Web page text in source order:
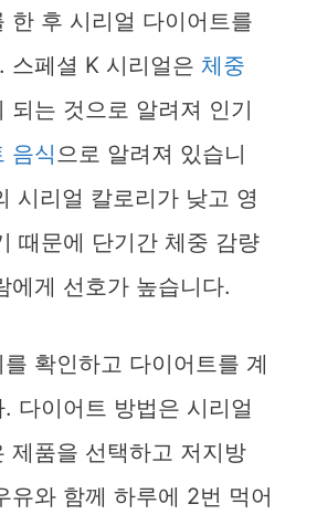
한 후 시리얼 다이어트를
스페셜 K 시리얼은 체중
되는 것으로 알려져 인기
음식으로 알려져 있습니
시리얼 칼로리가 낮고 영
때문에 단기간 체중 감량
에게 선호가 높습니다.
확인하고 다이어트를 계
다이어트 방법은 시리얼
제품을 선택하고 저지방
유와 함께 하루에 2번 먹어